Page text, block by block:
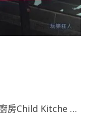
房Child Kitche …